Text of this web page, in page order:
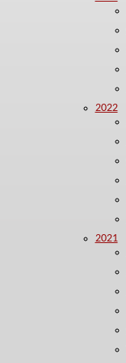
2022
2021